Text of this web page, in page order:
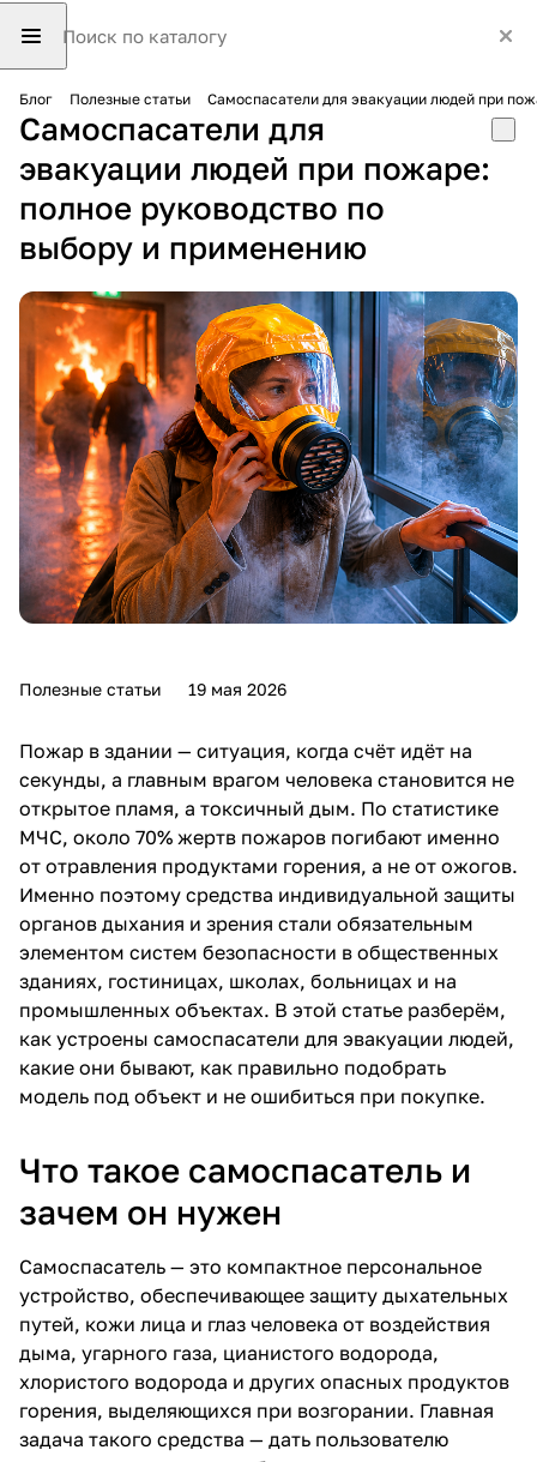
Блог Полезные статьи Самоспасатели для эвакуации людей при
Самоспасатели для
эвакуации людей при пожаре:
полное руководство по
выбору и применению
Полезные статьи 19 мая 2026
Пожар в здании — ситуация, когда счёт идёт на
секунды, а главным врагом человека становится не
открытое пламя, а токсичный дым. По статистике
МЧС, около 70% жертв пожаров погибают именно
от отравления продуктами горения, а не от ожогов.
Именно поэтому средства индивидуальной защиты
органов дыхания и зрения стали обязательным
элементом систем безопасности в общественных
зданиях, гостиницах, школах, больницах и на
промышленных объектах. В этой статье разберём,
как устроены самоспасатели для эвакуации людей,
какие они бывают, как правильно подобрать
модель под объект и не ошибиться при покупке.
Что такое самоспасатель и
зачем он нужен
Самоспасатель — это компактное персональное
устройство, обеспечивающее защиту дыхательных
путей, кожи лица и глаз человека от воздействия
дыма, угарного газа, цианистого водорода,
хлористого водорода и других опасных продуктов
горения, выделяющихся при возгорании. Главная
задача такого средства — дать пользователю